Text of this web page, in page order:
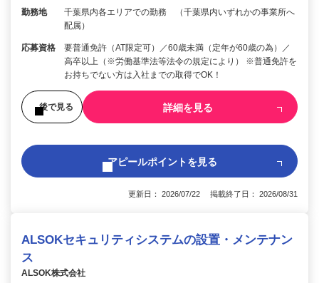
勤務地
千葉県内各エリアでの勤務 （千葉県内いずれかの事業所へ
配属）
応募資格
要普通免許（AT限定可）／60歳未満（定年が60歳の為）／
高卒以上（※労働基準法等法令の規定により） ※普通免許を
お持ちでない方は入社までの取得でOK！
後で見る 詳細を見る
アピールポイントを見る
更新日： 2026/07/22 掲載終了日： 2026/08/31
ALSOKセキュリティシステムの設置・メンテナン
ス
ALSOK株式会社